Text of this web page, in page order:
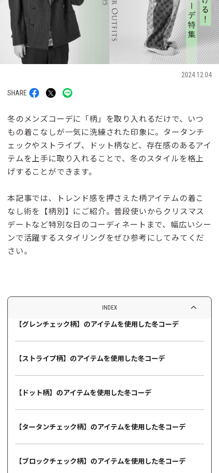
2024.12.04
SHARE
冬のメンズコーデに「柄」を取り入れるだけで、いつ
もの着こなしが一気に洗練された印象に。タータンチ
ェックやストライプ、ドット柄など、存在感のあるアイ
テムを上手に取り入れることで、冬のスタイルを格上
げすることができます。
本記事では、トレンド感を押さえた柄アイテムの着こ
なし術を【柄別】にご紹介。普段使いからクリスマス
デートなど特別な日のコーディネートまで、幅広いシー
ンで活躍するスタイリングをぜひ参考にしてみてくだ
さい。
INDEX
【グレンチェック柄】のアイテムを使用した冬コーデ
【ストライプ柄】のアイテムを使用した冬コーデ
【ドット柄】のアイテムを使用した冬コーデ
【タータンチェック柄】のアイテムを使用した冬コーデ
【ブロックチェック柄】のアイテムを使用した冬コーデ